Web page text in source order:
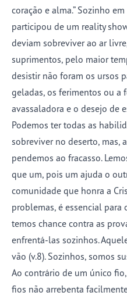
coração e alma.” Sozinho
participou de um reality
deviam sobreviver ao ar
suprimentos, pelo maior
desistir não foram os ursos
geladas, os ferimentos ou a
avassaladora e o desejo de
Podemos ter todas as
sobreviver no deserto, mas,
pendemos ao fracasso.
que um, pois um ajuda o
comunidade que honra a
problemas, é essencial
temos chance contra as
enfrentá-las sozinhos.
vão (v.8). Sozinhos, somos
Ao contrário de um único
fios não arrebenta